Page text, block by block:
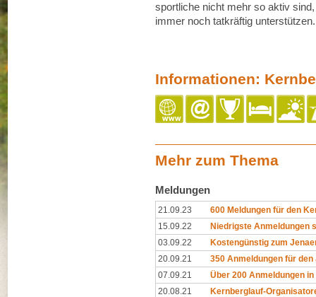
sportliche nicht mehr so aktiv
immer noch tatkräftig unterstützen.
Informationen:
Mehr zum Thema
Meldungen
21.09.23
600 Meldungen für den
15.09.22
Niedrigste Anmeldungen
03.09.22
Kostengünstig zum
20.09.21
350 Anmeldungen für
07.09.21
Über 200 Anmeldungen
20.08.21
Kernberglauf-